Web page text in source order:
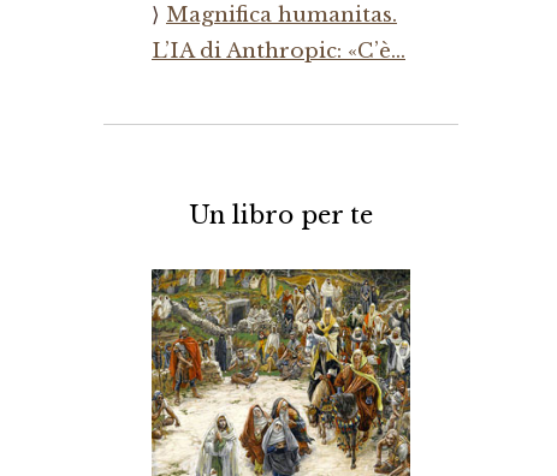
Magnifica humanitas.
L’IA di Anthropic: «C’è…
Un libro per te